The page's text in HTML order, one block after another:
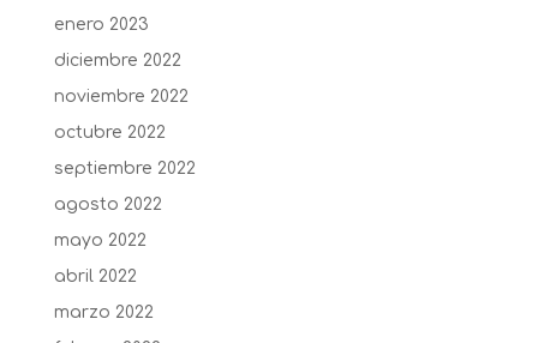
enero 2023
diciembre 2022
noviembre 2022
octubre 2022
septiembre 2022
agosto 2022
mayo 2022
abril 2022
marzo 2022